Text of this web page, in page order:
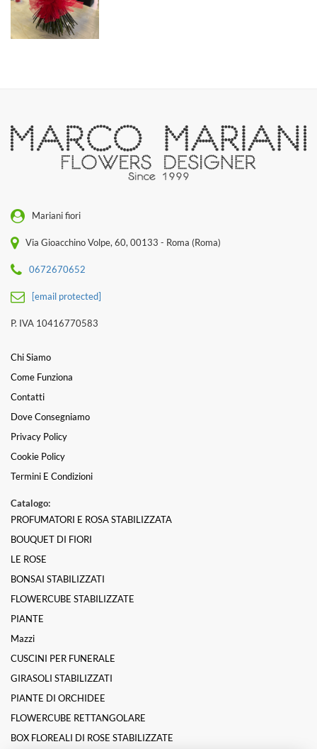
Mariani fiori
Via Gioacchino Volpe, 60, 00133 - Roma (Roma)
0672670652
[email protected]
P. IVA 10416770583
Chi Siamo
Come Funziona
Contatti
Dove Consegniamo
Privacy Policy
Cookie Policy
Termini E Condizioni
Catalogo:
PROFUMATORI E ROSA STABILIZZATA
BOUQUET DI FIORI
LE ROSE
BONSAI STABILIZZATI
FLOWERCUBE STABILIZZATE
PIANTE
Mazzi
CUSCINI PER FUNERALE
GIRASOLI STABILIZZATI
PIANTE DI ORCHIDEE
FLOWERCUBE RETTANGOLARE
BOX FLOREALI DI ROSE STABILIZZATE